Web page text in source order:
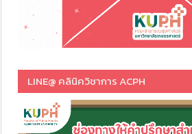
LINE@ คลินิควิชาการ ACPH